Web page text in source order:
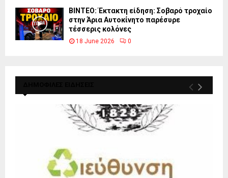
ΒΙΝΤΕΟ: Έκτακτη είδηση: Σοβαρό τροχαίο
στην Άρια Αυτοκίνητο παρέσυρε
τέσσερις κολόνες
18 June 2026 0